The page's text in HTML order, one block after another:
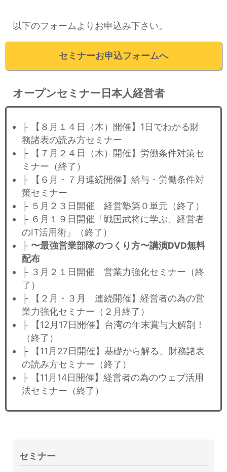
以下のフォームよりお申込み下さい。
セミナーお申込フォームへ
オープンセミナー日本人経営者
├ 【８月１４日（木）開催】1日でわかる財
務諸表の読み方セミナー
├ 【７月２４日（木）開催】労働条件対策セ
ミナー（終了）
├ 【６月・７月連続開催】給与・労働条件対
策セミナー
├ ５月２３日開催 経営塾第０単元（終了）
├ ６月１９日開催「戦国武将に学ぶ、経営者
のIT活用術」（終了）
├ 〜最強営業部隊のつくり方〜講演DVD無料
配布
├ ３月２１日開催 営業力強化セミナー（終
了）
├ 【２月・３月 連続開催】経営者の為の営
業力強化セミナー（２月終了）
├ 【12月17日開催】台湾の年末賞与大解剖！
（終了）
├ 【11月27日開催】基礎から解る、財務諸表
の読み方セミナー（終了）
├ 【11月14日開催】経営者の為のウェブ活用
法セミナー（終了）
セミナー